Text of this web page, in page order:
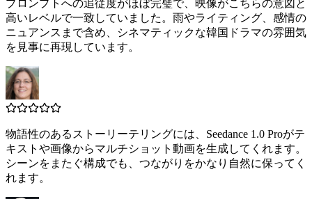
プロンプトへの追従度がほぼ完璧で、映像がこちらの意図と
高いレベルで一致していました。雨やライティング、感情の
ニュアンスまで含め、シネマティックな韓国ドラマの雰囲気
を見事に再現しています。
物語性のあるストーリーテリングには、Seedance 1.0 Proがテ
キストや画像からマルチショット動画を生成してくれます。
シーンをまたぐ構成でも、つながりをかなり自然に保ってく
れます。